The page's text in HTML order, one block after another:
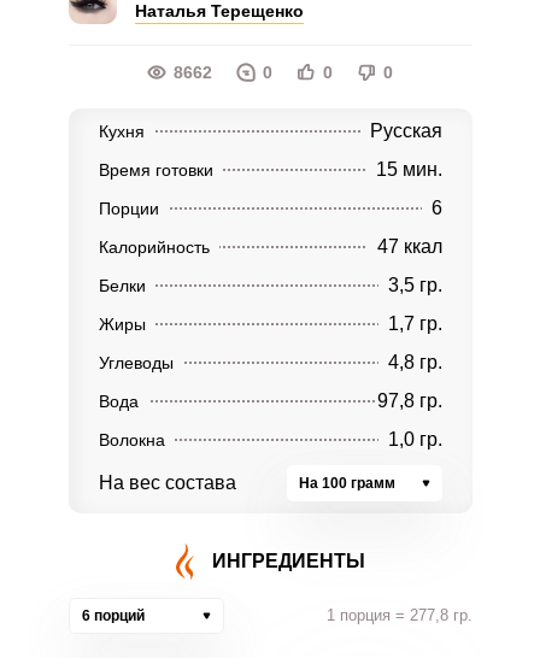
Наталья Терещенко
8662 0 0 0
Кухня Русская
Время готовки 15 мин.
Порции 6
Калорийность 47 ккал
Белки 3,5 гр.
Жиры 1,7 гр.
Углеводы 4,8 гр.
Вода 97,8 гр.
Волокна 1,0 гр.
На вес состава На 100 грамм
ИНГРЕДИЕНТЫ
6 порций 1 порция = 277,8 гр.